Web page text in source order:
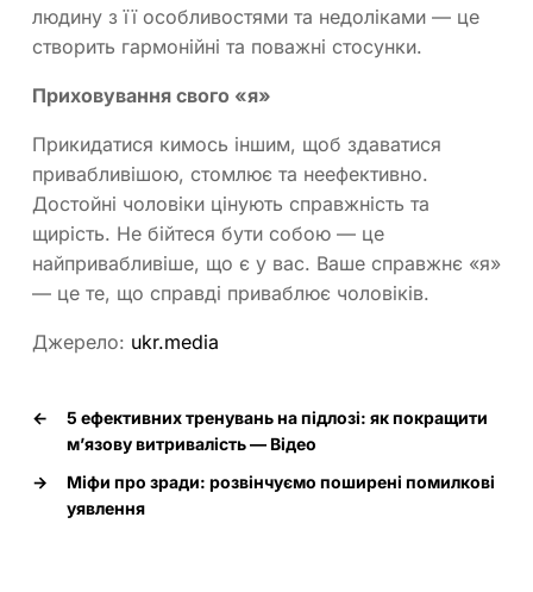
людину з її особливостями та недоліками — це
створить гармонійні та поважні стосунки.
Приховування свого «я»
Прикидатися кимось іншим, щоб здаватися
привабливішою, стомлює та неефективно.
Достойні чоловіки цінують справжність та
щирість. Не бійтеся бути собою — це
найпривабливіше, що є у вас. Ваше справжнє «я»
— це те, що справді приваблює чоловіків.
Джерело: ukr.media
←
5 ефективних тренувань на підлозі: як покращити
м’язову витривалість — Відео
→
Міфи про зради: розвінчуємо поширені помилкові
уявлення